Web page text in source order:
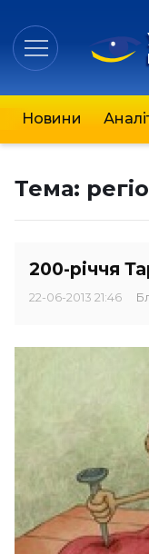
Новини
Тема:
200-річчя
22-06-2013 21:46